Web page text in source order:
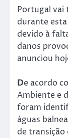
Portugal vai
durante
devido à
danos
anunciou
De acordo
Ambiente e
foram
águas
de transição